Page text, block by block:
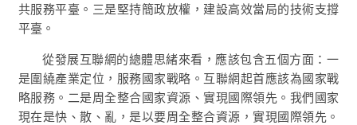
共服務平臺。三是堅持簡政放權，建設高效當局的技術支撐
平臺。
從發展互聯網的總體思緒來看，應該包含五個方面：一
是圍繞產業定位，服務國家戰略。互聯網起首應該為國家戰
略服務。二是周全整合國家資源、實現國際領先。我們國家
現在是快、散、亂，是以要周全整合資源，實現國際領先。